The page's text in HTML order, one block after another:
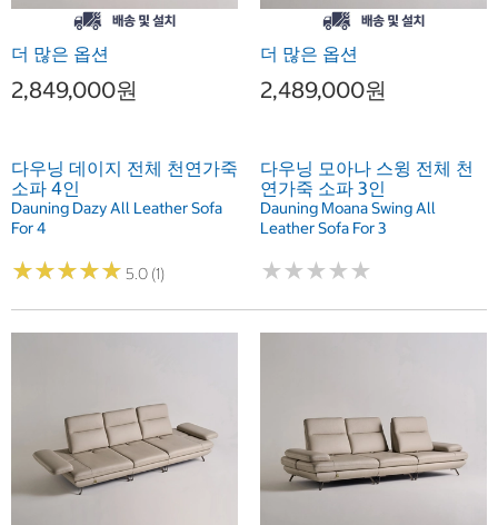
더 많은 옵션
2,849,000원
다우닝 데이지 전체 천연가죽
소파 4인
Dauning Dazy All Leather Sofa
For 4
★★★★★
★★★★★ 5.0 (1)
더 많은 옵션
2,489,000원
다우닝 모아나 스윙 전체 천
연가죽 소파 3인
Dauning Moana Swing All
Leather Sofa For 3
★★★★★
★★★★★